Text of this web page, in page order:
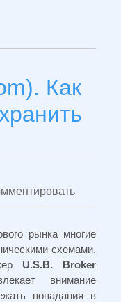
Как
рынка многие
схемами.
U.S.B. Broker
внимание
попадания в